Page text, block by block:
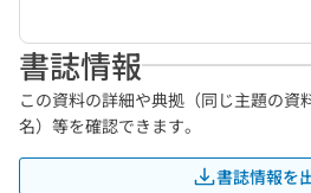
書誌情報
この資料の詳細や典拠（同じ主題の資
名）等を確認できます。
書誌情報を